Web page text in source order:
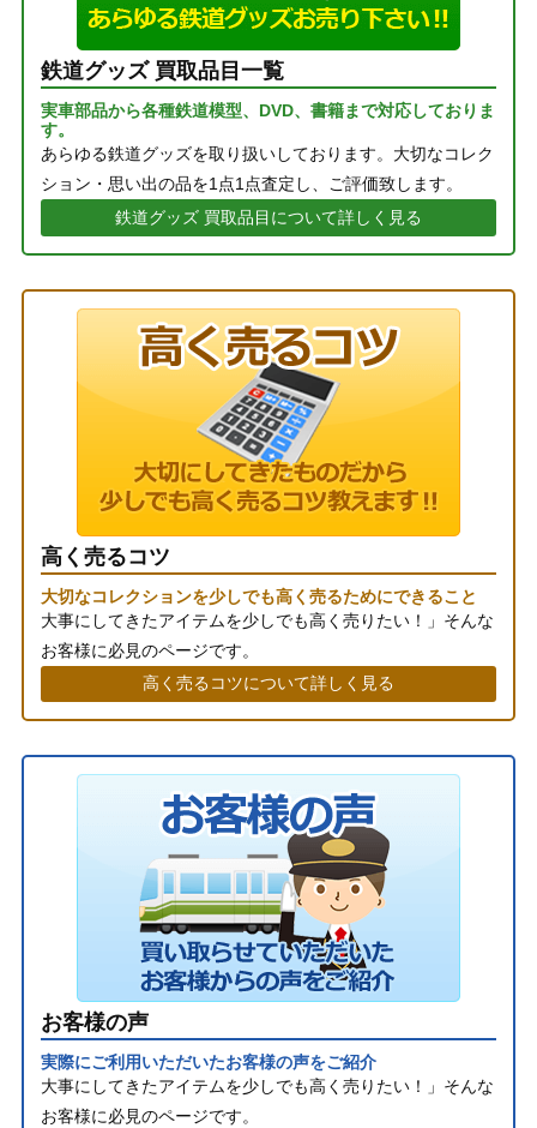
鉄道グッズ 買取品目一覧
実車部品から各種鉄道模型、DVD、書籍まで対応しておりま
す。
あらゆる鉄道グッズを取り扱いしております。大切なコレク
ション・思い出の品を1点1点査定し、ご評価致します。
鉄道グッズ 買取品目について詳しく見る
高く売るコツ
大切なコレクションを少しでも高く売るためにできること
大事にしてきたアイテムを少しでも高く売りたい！」そんな
お客様に必見のページです。
高く売るコツについて詳しく見る
お客様の声
実際にご利用いただいたお客様の声をご紹介
大事にしてきたアイテムを少しでも高く売りたい！」そんな
お客様に必見のページです。